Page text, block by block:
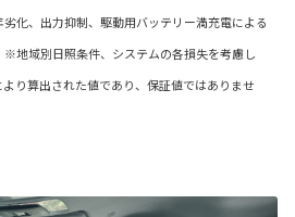
化、出力抑制、駆動用バッテリー満充電による
地域別日照条件、システムの各損失を考慮し
り算出された値であり、保証値ではありませ